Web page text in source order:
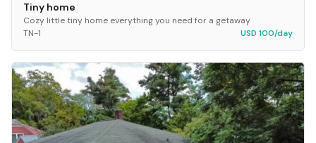
Tiny home
Cozy little tiny home everything you need for a getaway
TN-1
USD 100/day